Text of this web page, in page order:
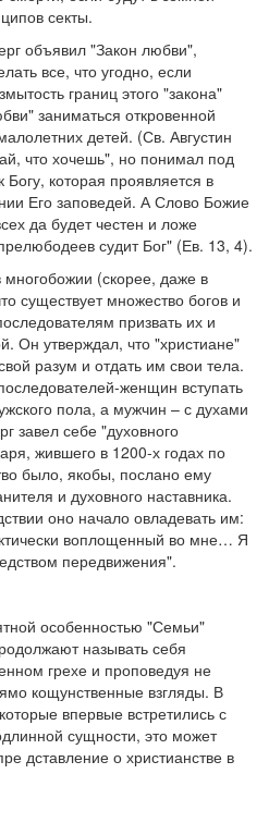
секты.
объявил "Закон любви",
все, что угодно, если
границ этого "закона"
заниматься откровенной
детей. (Св. Августин
что хочешь", но понимал под
которая проявляется в
Его заповедей. А Слово Божие
да будет честен и ложе
судит Бог" (Ев. 13, 4).
(скорее, даже в
существует множество богов и
призвать их и
Он утверждал, что "христиане"
разум и отдать им свои тела.
женщин вступать
пола, а мужчин – с духами
завел себе "духовного
жившего в 1200-х годах по
было, якобы, послано ему
и духовного наставника.
оно начало овладевать им:
воплощенный во мне… Я
передвижения".
особенностью "Семьи"
называть себя
грехе и проповедуя не
кощунственные взгляды. В
впервые встретились с
сущности, это может
дставление о христианстве в